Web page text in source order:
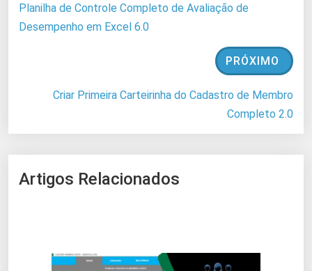
Planilha de Controle Completo de Avaliação de
Desempenho em Excel 6.0
PRÓXIMO
Criar Primeira Carteirinha do Cadastro de Membro
Completo 2.0
Artigos Relacionados